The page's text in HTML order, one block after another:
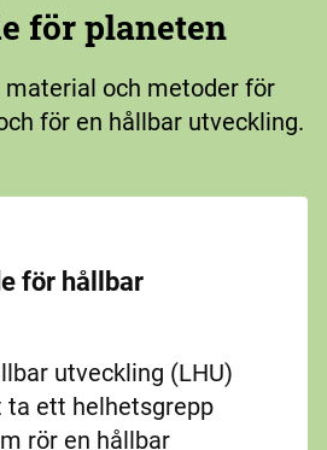
för planeten
och metoder för
för en hållbar utveckling.
för hållbar
utveckling (LHU)
ta ett helhetsgrepp
rör en hållbar